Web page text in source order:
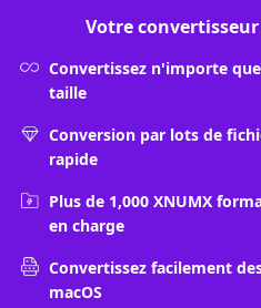
Votre
Convertissez n'importe
taille
Conversion par lots de
rapide
Plus de 1,000 XNUMX
en charge
Convertissez facilement
macOS